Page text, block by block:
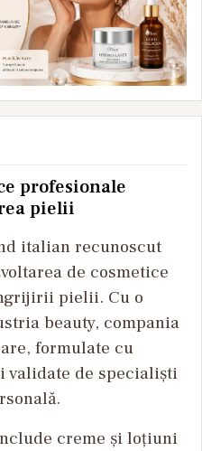
profesionale
pielii
italian recunoscut
de cosmetice
pielii. Cu o
beauty, compania
formulate cu
validate de specialiști
creme și loțiuni